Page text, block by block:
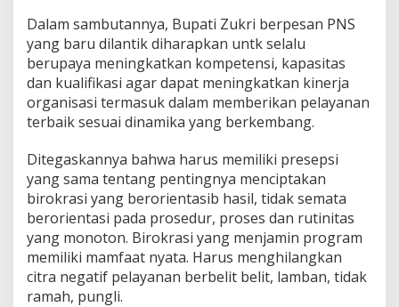
t
e
n
s
i
B
i
k
r
a
s
O
r
i
Dalam sambutannya, Bupati Zukri berpesan PNS
yang baru dilantik diharapkan untk selalu
berupaya meningkatkan kompetensi, kapasitas
dan kualifikasi agar dapat meningkatkan kinerja
organisasi termasuk dalam memberikan pelayanan
terbaik sesuai dinamika yang berkembang.
Ditegaskannya bahwa harus memiliki presepsi
yang sama tentang pentingnya menciptakan
birokrasi yang berorientasib hasil, tidak semata
berorientasi pada prosedur, proses dan rutinitas
yang monoton. Birokrasi yang menjamin program
memiliki mamfaat nyata. Harus menghilangkan
citra negatif pelayanan berbelit belit, lamban, tidak
ramah, pungli.